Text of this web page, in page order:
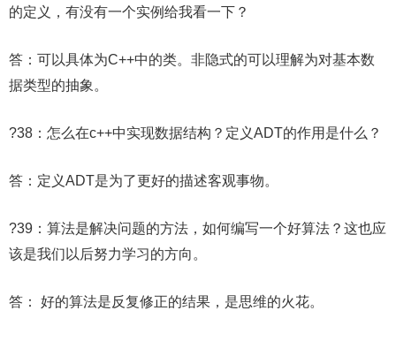
的定义，有没有一个实例给我看一下？
答：可以具体为C++中的类。非隐式的可以理解为对基本数
据类型的抽象。
?38：怎么在c++中实现数据结构？定义ADT的作用是什么？
答：定义ADT是为了更好的描述客观事物。
?39：算法是解决问题的方法，如何编写一个好算法？这也应
该是我们以后努力学习的方向。
答： 好的算法是反复修正的结果，是思维的火花。